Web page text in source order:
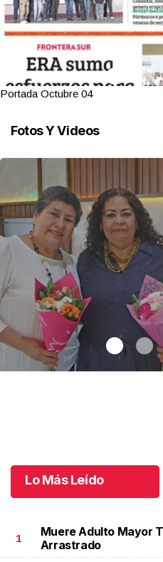
Portada Octubre 04
Fotos Y Videos
Lo Más Leído
1
Muere Adulto Mayor
Arrastrado